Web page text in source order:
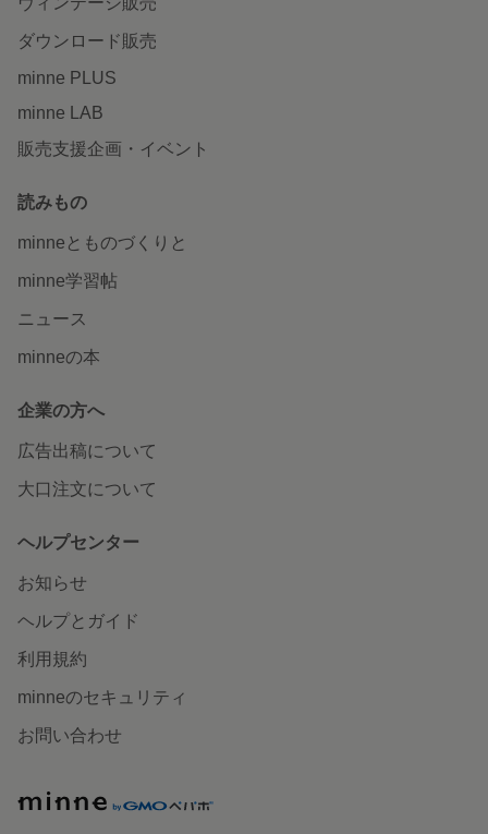
ダウンロード販売
minne PLUS
minne LAB
販売支援企画・イベント
読みもの
minneとものづくりと
minne学習帖
ニュース
minneの本
企業の方へ
広告出稿について
大口注文について
ヘルプセンター
お知らせ
ヘルプとガイド
利用規約
minneのセキュリティ
お問い合わせ